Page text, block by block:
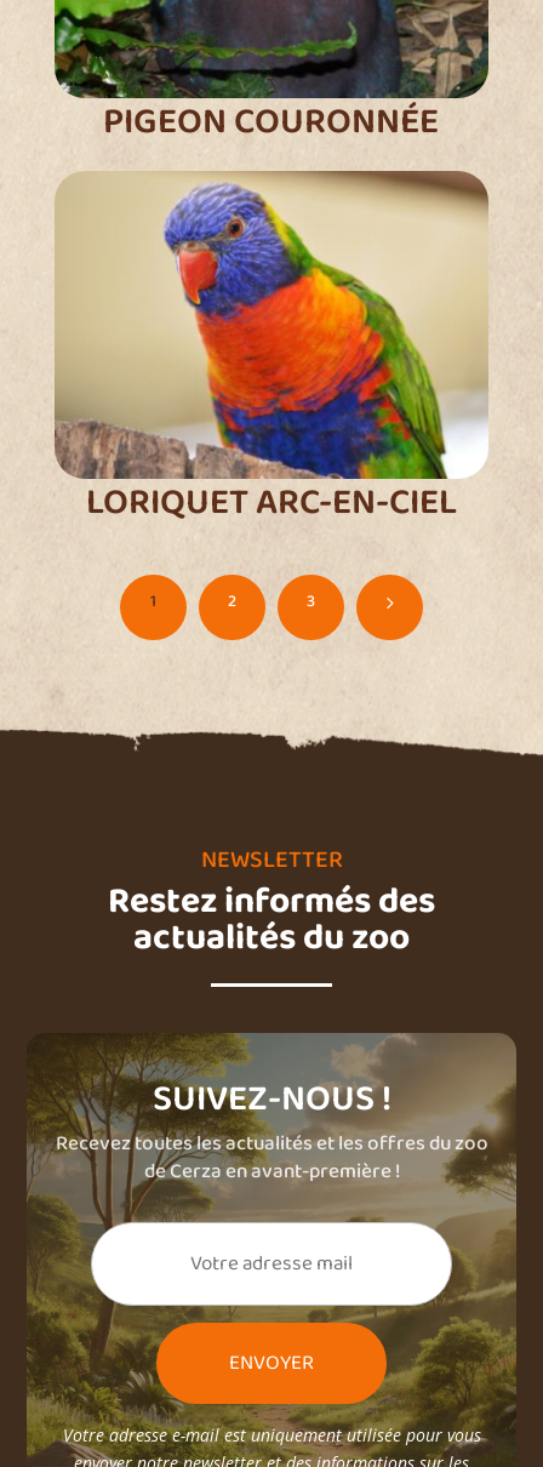
PIGEON COURONNÉE
LORIQUET ARC-EN-CIEL
1 2 3 5
NEWSLETTER
Restez informés des
actualités du zoo
SUIVEZ-NOUS !
Recevez toutes les actualités et les offres du zoo
de Cerza en avant-première !
Votre adresse e-mail est uniquement utilisée pour vous